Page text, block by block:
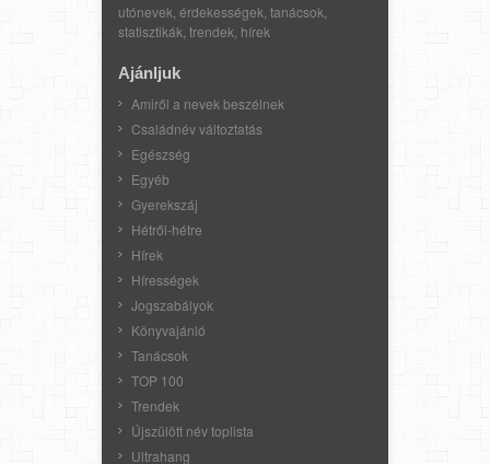
utónevek, érdekességek, tanácsok,
statisztikák, trendek, hírek
Ajánljuk
Amiről a nevek beszélnek
Családnév változtatás
Egészség
Egyéb
Gyerekszáj
Hétről-hétre
Hírek
Hírességek
Jogszabályok
Könyvajánló
Tanácsok
TOP 100
Trendek
Újszülött név toplista
Ultrahang